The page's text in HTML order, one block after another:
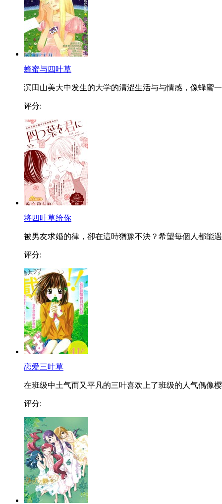
蜂蜜与四叶草
滨田山美大中发生的大学的清涩生活与与情感，像蜂蜜
评分:
将四叶草给你
被男友求婚的律，卻在這時猶豫不決？希望每個人都能
评分:
恋爱三叶草
在班级中土气而又平凡的三叶喜欢上了班级的人气偶像
评分: